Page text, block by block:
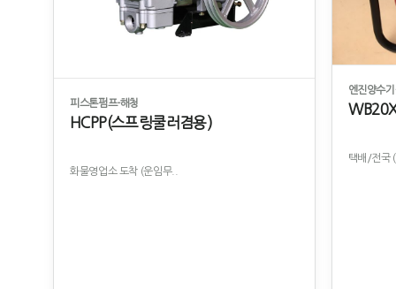
피스톤펌프-해청
HCPP(스프링쿨러겸용)
화물영업소 도착 (운임무..
엔진양수
택배/전국